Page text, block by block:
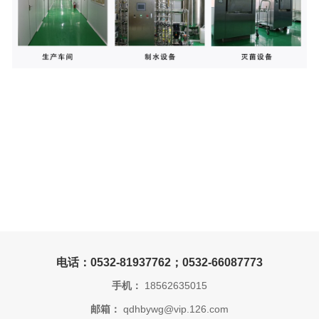
电话：0532-81937762；0532-66087773
手机： 18562635015
邮箱： qdhbywg@vip.126.com